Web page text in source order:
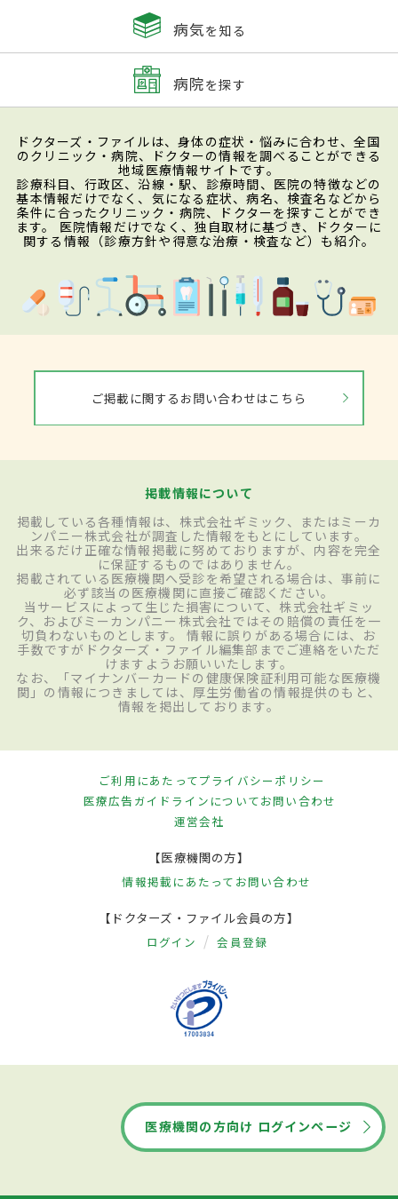
病気を知る
病院を探す
ドクターズ・ファイルは、身体の症状・悩みに合わせ、全国
のクリニック・病院、ドクターの情報を調べることができる
地域医療情報サイトです。
診療科目、行政区、沿線・駅、診療時間、医院の特徴などの
基本情報だけでなく、気になる症状、病名、検査名などから
条件に合ったクリニック・病院、ドクターを探すことができ
ます。 医院情報だけでなく、独自取材に基づき、ドクターに
関する情報（診療方針や得意な治療・検査など）も紹介。
ご掲載に関するお問い合わせはこちら
掲載情報について
掲載している各種情報は、株式会社ギミック、またはミーカ
ンパニー株式会社が調査した情報をもとにしています。
出来るだけ正確な情報掲載に努めておりますが、内容を完全
に保証するものではありません。
掲載されている医療機関へ受診を希望される場合は、事前に
必ず該当の医療機関に直接ご確認ください。
当サービスによって生じた損害について、株式会社ギミッ
ク、およびミーカンパニー株式会社ではその賠償の責任を一
切負わないものとします。 情報に誤りがある場合には、お
手数ですがドクターズ・ファイル編集部までご連絡をいただ
けますようお願いいたします。
なお、「マイナンバーカードの健康保険証利用可能な医療機
関」の情報につきましては、厚生労働省の情報提供のもと、
情報を掲出しております。
ご利用にあたってプライバシーポリシー
医療広告ガイドラインについてお問い合わせ
運営会社
【医療機関の方】
情報掲載にあたって お問い合わせ
【ドクターズ・ファイル会員の方】
ログイン 会員登録
医療機関の方向け ログインページ